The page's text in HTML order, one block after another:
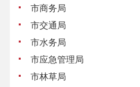
市商务局
市交通局
市水务局
市应急管理局
市林草局